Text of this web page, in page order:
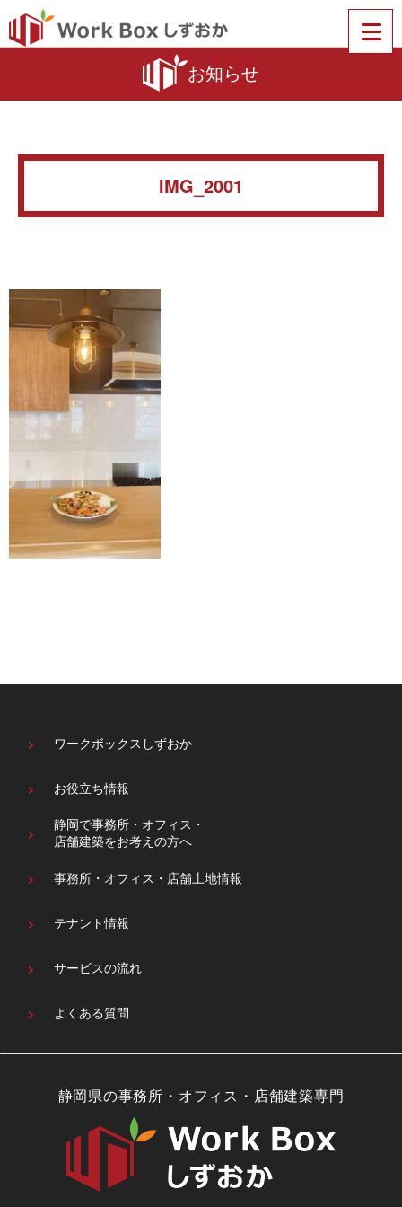
お知らせ
IMG_2001
ワークボックスしずおか
お役立ち情報
静岡で事務所・オフィス・
店舗建築をお考えの方へ
事務所・オフィス・ 店舗土地情報
テナント情報
サービスの流れ
よくある質問
静岡県の事務所・オフィス・店舗建築専門